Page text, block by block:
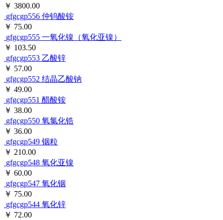
￥ 3800.00
gfgcgp556 仲钨酸铵
￥ 75.00
gfgcgp555 一氧化镍（氧化亚镍）
￥ 103.50
gfgcgp553 乙酸锌
￥ 57.00
gfgcgp552 结晶乙酸钠
￥ 49.00
gfgcgp551 醋酸铵
￥ 38.00
gfgcgp550 氧氯化锆
￥ 36.00
gfgcgp549 铟粒
￥ 210.00
gfgcgp548 氧化亚镍
￥ 60.00
gfgcgp547 氧化铟
￥ 75.00
gfgcgp544 氧化锌
￥ 72.00